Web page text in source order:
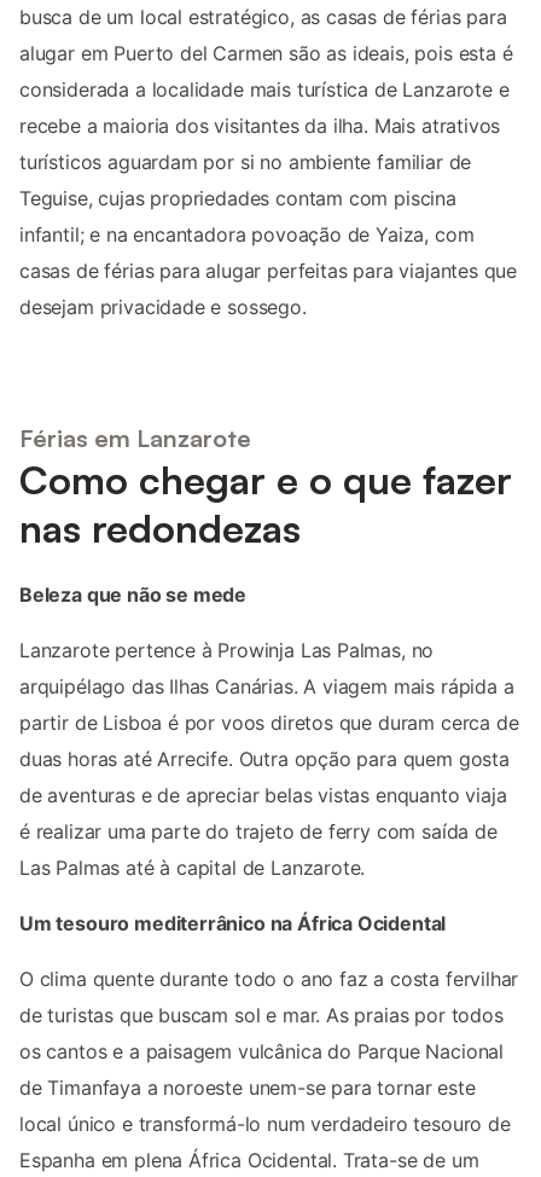
busca de um local estratégico, as casas de férias para
alugar em Puerto del Carmen são as ideais, pois esta é
considerada a localidade mais turística de Lanzarote e
recebe a maioria dos visitantes da ilha. Mais atrativos
turísticos aguardam por si no ambiente familiar de
Teguise, cujas propriedades contam com piscina
infantil; e na encantadora povoação de Yaiza, com
casas de férias para alugar perfeitas para viajantes que
desejam privacidade e sossego.
Férias em Lanzarote
Como chegar e o que fazer
nas redondezas
Beleza que não se mede
Lanzarote pertence à Prowinja Las Palmas, no
arquipélago das Ilhas Canárias. A viagem mais rápida a
partir de Lisboa é por voos diretos que duram cerca de
duas horas até Arrecife. Outra opção para quem gosta
de aventuras e de apreciar belas vistas enquanto viaja
é realizar uma parte do trajeto de ferry com saída de
Las Palmas até à capital de Lanzarote.
Um tesouro mediterrânico na África Ocidental
O clima quente durante todo o ano faz a costa fervilhar
de turistas que buscam sol e mar. As praias por todos
os cantos e a paisagem vulcânica do Parque Nacional
de Timanfaya a noroeste unem-se para tornar este
local único e transformá-lo num verdadeiro tesouro de
Espanha em plena África Ocidental. Trata-se de um